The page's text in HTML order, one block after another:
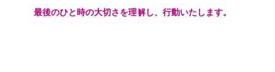
最後のひと時の大切さを理解し、行動いたします。